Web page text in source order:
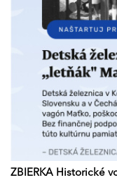
ZBIERKA Historické